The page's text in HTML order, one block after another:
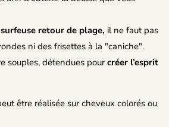
surfeuse retour de plage, il ne faut pas
ni des frisettes à la "caniche".
souples, détendues pourcréer l’esprit
être réalisée sur cheveux colorés ou